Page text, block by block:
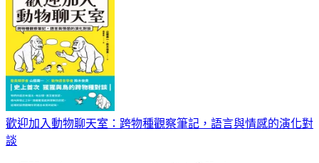
歡迎加入動物聊天室：跨物種觀察筆記，語言與情感的演化對
談